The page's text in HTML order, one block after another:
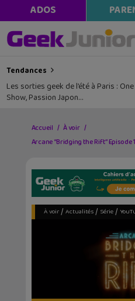
ADOS
Tendances
Les sorties geek de l’été à Paris :
Show, Passion Japon…
Accueil
À voir
Arcane “Bridging the Rift”
À voir/ Actualités/ Série/